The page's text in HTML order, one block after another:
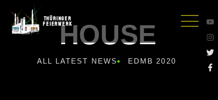
Thüringer
FeierwerkHOUSE
ALL LATEST NEWS EDMB 2020